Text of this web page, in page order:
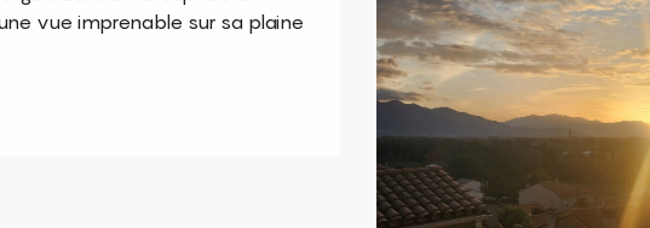
vue imprenable sur sa plaine